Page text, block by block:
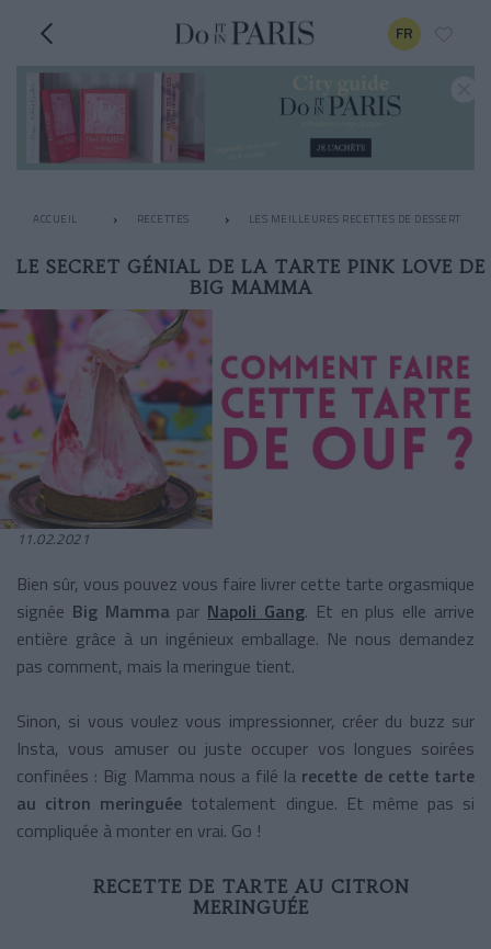
FR
ACCUEIL RECETTES LES MEILLEURES RECETTES DE DESSERT
LE SECRET GÉNIAL DE LA TARTE PINK LOVE DE
BIG MAMMA
11.02.2021
Bien sûr, vous pouvez vous faire livrer cette tarte orgasmique
signée Big Mamma par Napoli Gang. Et en plus elle arrive
entière grâce à un ingénieux emballage. Ne nous demandez
pas comment, mais la meringue tient.
Sinon, si vous voulez vous impressionner, créer du buzz sur
Insta, vous amuser ou juste occuper vos longues soirées
confinées : Big Mamma nous a filé la recette de cette tarte
au citron meringuée totalement dingue. Et même pas si
compliquée à monter en vrai. Go !
RECETTE DE TARTE AU CITRON
MERINGUÉE